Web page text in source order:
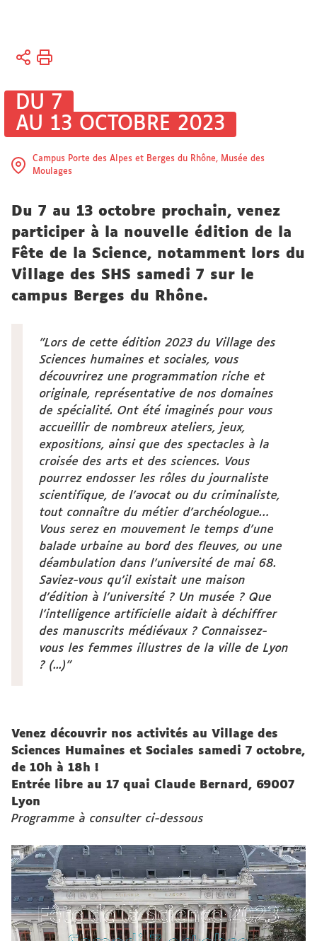
Vous
Accueil
Actualités
Actualités
de la
DU 7
AU 13 OCTOBRE 2023
Campus Porte des Alpes et Berges du Rhône, Musée des
Moulages
Du 7 au 13 octobre prochain, venez
participer à la nouvelle édition de la
Fête de la Science, notamment lors du
Village des SHS samedi 7 sur le
campus Berges du Rhône.
"Lors de cette édition 2023 du Village des
Sciences humaines et sociales, vous
découvrirez une programmation riche et
originale, représentative de nos domaines
de spécialité. Ont été imaginés pour vous
accueillir de nombreux ateliers, jeux,
expositions, ainsi que des spectacles à la
croisée des arts et des sciences. Vous
pourrez endosser les rôles du journaliste
scientifique, de l’avocat ou du criminaliste,
tout connaître du métier d’archéologue…
Vous serez en mouvement le temps d’une
balade urbaine au bord des fleuves, ou une
déambulation dans l’université de mai 68.
Saviez-vous qu’il existait une maison
d’édition à l’université ? Un musée ? Que
l’intelligence artificielle aidait à déchiffrer
des manuscrits médiévaux ? Connaissez-
vous les femmes illustres de la ville de Lyon
? (...)"
Venez découvrir nos activités au Village des
Sciences Humaines et Sociales samedi 7 octobre,
de 10h à 18h !
Entrée libre au 17 quai Claude Bernard, 69007
Lyon
Programme à consulter ci-dessous